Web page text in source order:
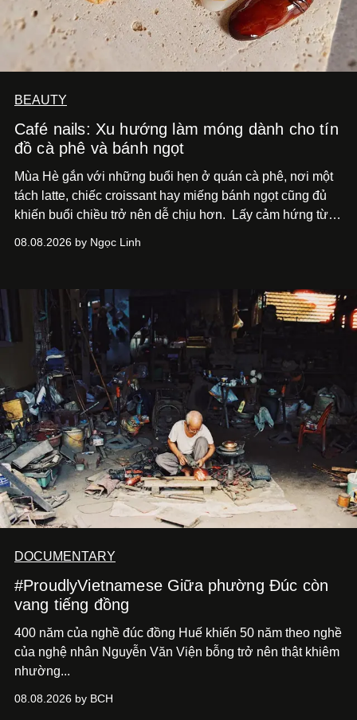
BEAUTY
Café nails: Xu hướng làm móng dành cho tín
đồ cà phê và bánh ngọt
Mùa Hè gắn với những buổi hẹn ở quán cà phê, nơi một
tách latte, chiếc croissant hay miếng bánh ngọt cũng đủ
khiến buổi chiều trở nên dễ chịu hơn.
Lấy cảm hứng từ
sử dụng bảng màu nâu sữa, kem, trắng ngà cùng những
quán cà phê. Dưới đây là những mẫu nail được yêu thích
nhất của xu hướng này.
08.08.2026 by Ngọc Linh
DOCUMENTARY
#ProudlyVietnamese Giữa phường Đúc còn
vang tiếng đồng
400 năm của nghề đúc đồng Huế khiến 50 năm theo nghề
của nghệ nhân Nguyễn Văn Viện bỗng trở nên thật khiêm
nhường...
08.08.2026 by BCH